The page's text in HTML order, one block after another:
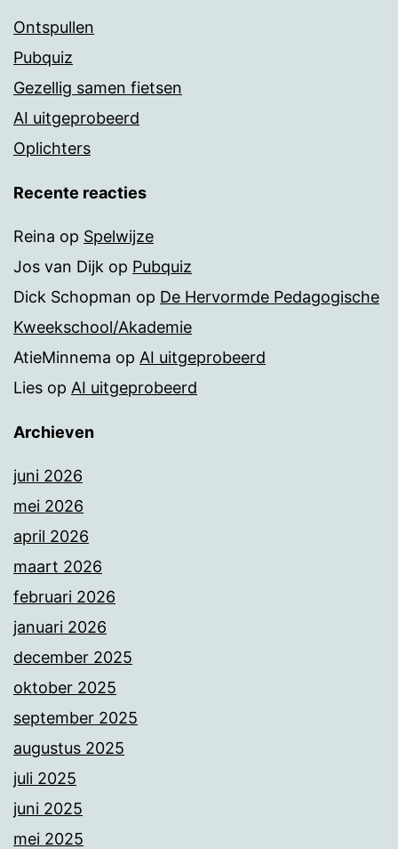
Ontspullen
Pubquiz
Gezellig samen fietsen
AI uitgeprobeerd
Oplichters
Recente reacties
Reina op Spelwijze
Jos van Dijk op Pubquiz
Dick Schopman op De Hervormde Pedagogische
Kweekschool/Akademie
AtieMinnema op AI uitgeprobeerd
Lies op AI uitgeprobeerd
Archieven
juni 2026
mei 2026
april 2026
maart 2026
februari 2026
januari 2026
december 2025
oktober 2025
september 2025
augustus 2025
juli 2025
juni 2025
mei 2025